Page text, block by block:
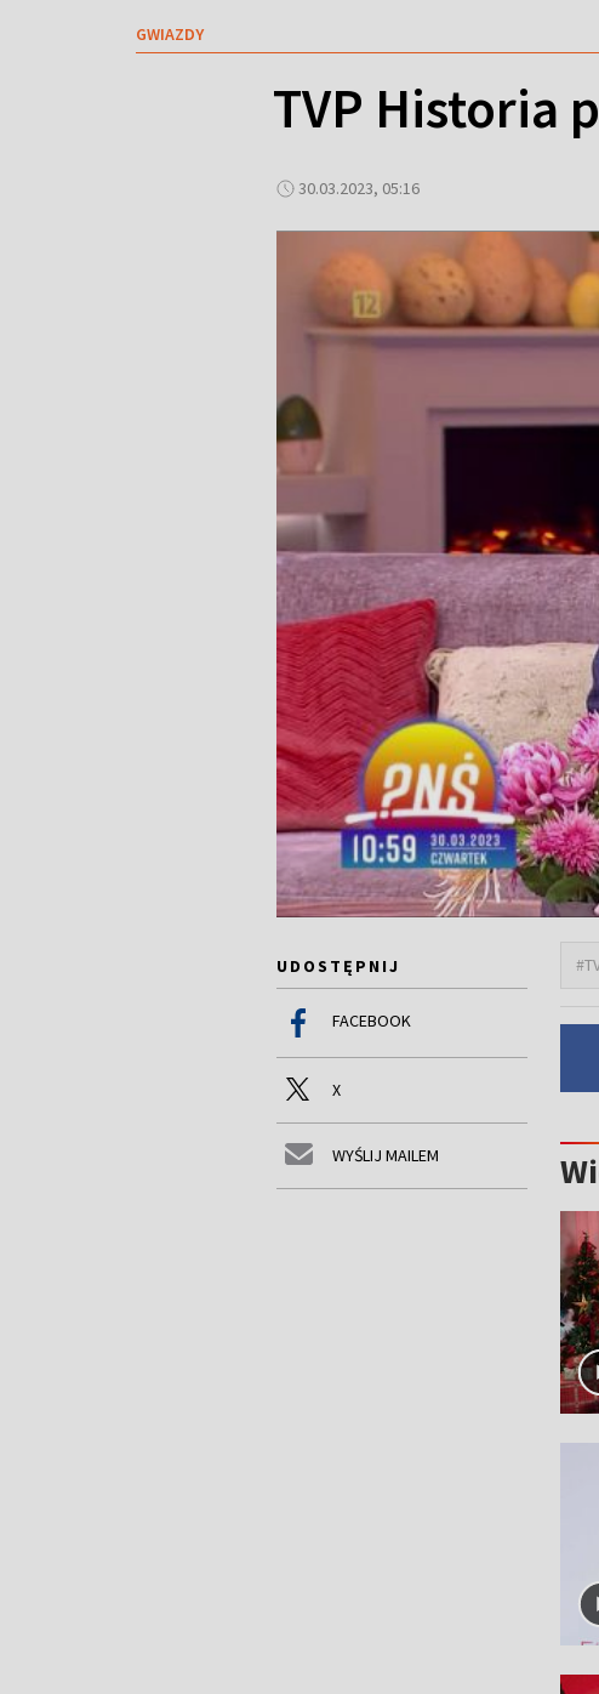
GWIAZDY
TVP Historia
30.03.2023, 05:16
UDOSTĘPNIJ
FACEBOOK
X
WYŚLIJ MAILEM